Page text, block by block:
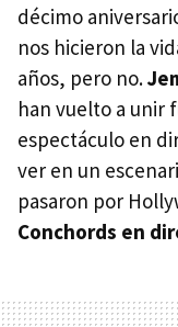
décimo
nos hicieron la
años, pero no.
han vuelto a unir
espectáculo en
ver en un
pasaron por
Conchords en